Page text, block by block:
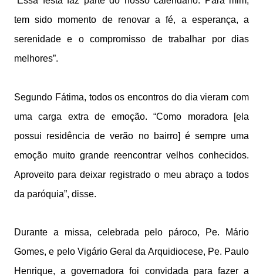
tem sido momento de renovar a fé, a esperança, a
serenidade e o compromisso de trabalhar por dias
melhores”.
Segundo Fátima, todos os encontros do dia vieram com
uma carga extra de emoção. “Como moradora [ela
possui residência de verão no bairro] é sempre uma
emoção muito grande reencontrar velhos conhecidos.
Aproveito para deixar registrado o meu abraço a todos
da paróquia”, disse.
Durante a missa, celebrada pelo pároco, Pe. Mário
Gomes, e pelo Vigário Geral da Arquidiocese, Pe. Paulo
Henrique, a governadora foi convidada para fazer a